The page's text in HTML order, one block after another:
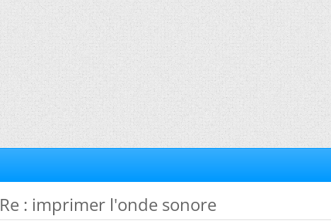
Re : imprimer l'onde sonore